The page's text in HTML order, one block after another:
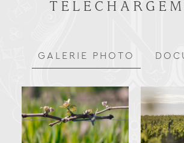
GALERIE PHOTO